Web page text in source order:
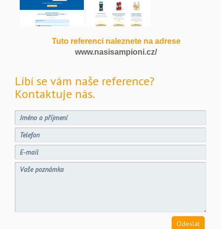
Tuto referenci naleznete na adrese
www.nasisampioni.cz/
Líbí se vám naše reference?
Kontaktuje nás.